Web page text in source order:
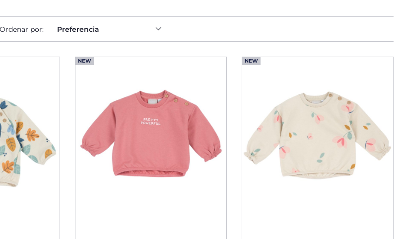
Ordenar por: Preferencia
NEW NEW